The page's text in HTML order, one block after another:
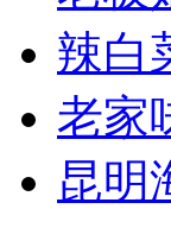
辣白
老家
昆明